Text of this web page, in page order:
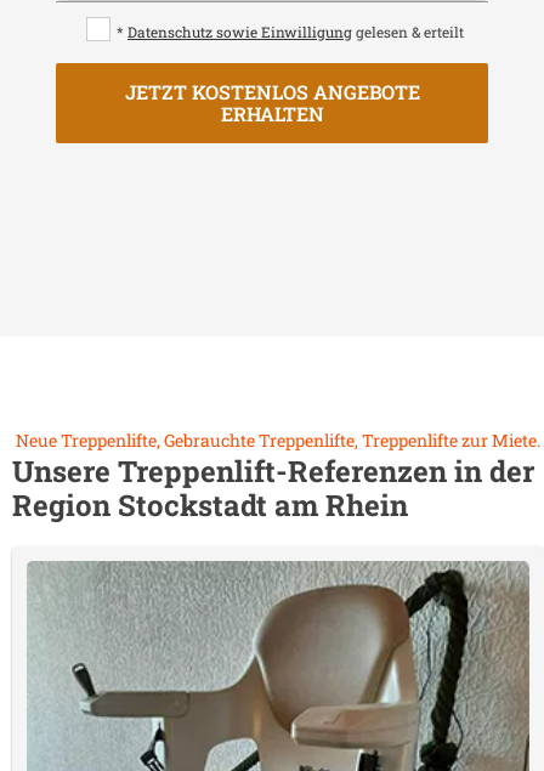
* Datenschutz sowie Einwilligung gelesen & erteilt
JETZT KOSTENLOS ANGEBOTE
ERHALTEN
Neue Treppenlifte, Gebrauchte Treppenlifte, Treppenlifte zur Miete.
Unsere Treppenlift-Referenzen in der
Region Stockstadt am Rhein